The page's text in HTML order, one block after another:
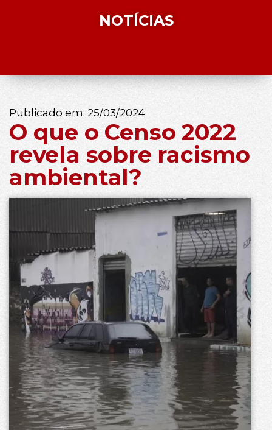
NOTÍCIAS
Publicado em: 25/03/2024
O que o Censo 2022
revela sobre racismo
ambiental?